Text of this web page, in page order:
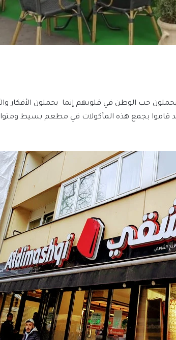
حب الوطن في قلوبهم إنما يحملون الأفكار
وقد قاموا بجمع هذه المأكولات في مطعم بسيط